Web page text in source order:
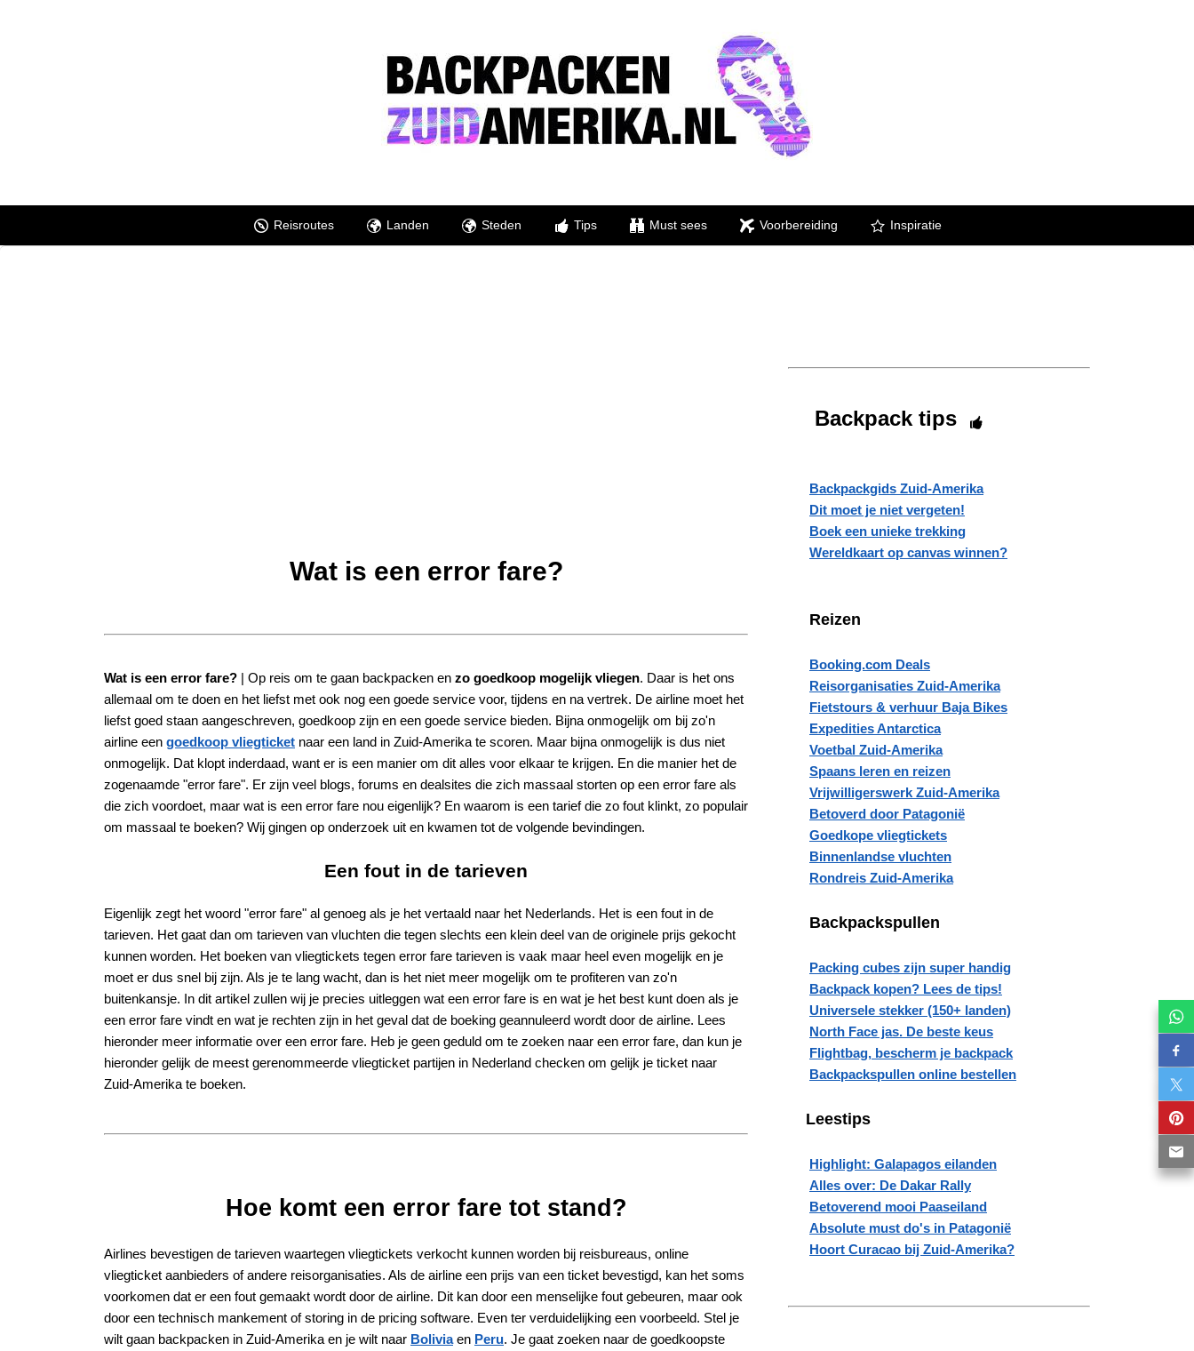
Reisroutes Landen Steden Tips Must sees Voorbereiding Inspiratie
Wat is een error fare?
Wat is een error fare? | Op reis om te gaan backpacken en zo goedkoop mogelijk vliegen. Daar is het ons
allemaal om te doen en het liefst met ook nog een goede service voor, tijdens en na vertrek. De airline moet het
liefst goed staan aangeschreven, goedkoop zijn en een goede service bieden. Bijna onmogelijk om bij zo'n
airline een goedkoop vliegticket naar een land in Zuid-Amerika te scoren. Maar bijna onmogelijk is dus niet
onmogelijk. Dat klopt inderdaad, want er is een manier om dit alles voor elkaar te krijgen. En die manier het de
zogenaamde "error fare". Er zijn veel blogs, forums en dealsites die zich massaal storten op een error fare als
die zich voordoet, maar wat is een error fare nou eigenlijk? En waarom is een tarief die zo fout klinkt, zo populair
om massaal te boeken? Wij gingen op onderzoek uit en kwamen tot de volgende bevindingen.
Een fout in de tarieven
Eigenlijk zegt het woord "error fare" al genoeg als je het vertaald naar het Nederlands. Het is een fout in de
tarieven. Het gaat dan om tarieven van vluchten die tegen slechts een klein deel van de originele prijs gekocht
kunnen worden. Het boeken van vliegtickets tegen error fare tarieven is vaak maar heel even mogelijk en je
moet er dus snel bij zijn. Als je te lang wacht, dan is het niet meer mogelijk om te profiteren van zo'n
buitenkansje. In dit artikel zullen wij je precies uitleggen wat een error fare is en wat je het best kunt doen als je
een error fare vindt en wat je rechten zijn in het geval dat de boeking geannuleerd wordt door de airline. Lees
hieronder meer informatie over een error fare. Heb je geen geduld om te zoeken naar een error fare, dan kun je
hieronder gelijk de meest gerenommeerde vliegticket partijen in Nederland checken om gelijk je ticket naar
Zuid-Amerika te boeken.
Hoe komt een error fare tot stand?
Airlines bevestigen de tarieven waartegen vliegtickets verkocht kunnen worden bij reisbureaus, online
vliegticket aanbieders of andere reisorganisaties. Als de airline een prijs van een ticket bevestigd, kan het soms
voorkomen dat er een fout gemaakt wordt door de airline. Dit kan door een menselijke fout gebeuren, maar ook
door een technisch mankement of storing in de pricing software. Even ter verduidelijking een voorbeeld. Stel je
wilt gaan backpacken in Zuid-Amerika en je wilt naar Boliviaen Peru. Je gaat zoeken naar de goedkoopste
Backpack tips
Backpackgids Zuid-Amerika
Dit moet je niet vergeten!
Boek een unieke trekking
Wereldkaart op canvas winnen?
Reizen
Booking.com Deals
Reisorganisaties Zuid-Amerika
Fietstours & verhuur Baja Bikes
Expedities Antarctica
Voetbal Zuid-Amerika
Spaans leren en reizen
Vrijwilligerswerk Zuid-Amerika
Betoverd door Patagonië
Goedkope vliegtickets
Binnenlandse vluchten
Rondreis Zuid-Amerika
Backpackspullen
Packing cubes zijn super handig
Backpack kopen? Lees de tips!
Universele stekker (150+ landen)
North Face jas. De beste keus
Flightbag, bescherm je backpack
Backpackspullen online bestellen
Leestips
Highlight: Galapagos eilanden
Alles over: De Dakar Rally
Betoverend mooi Paaseiland
Absolute must do's in Patagonië
Hoort Curacao bij Zuid-Amerika?